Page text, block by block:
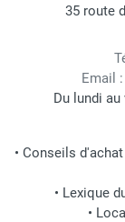
35 route
Email :
Du lundi au
• Conseils
• Lexique
•